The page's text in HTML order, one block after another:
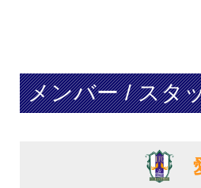
メンバー / スタ